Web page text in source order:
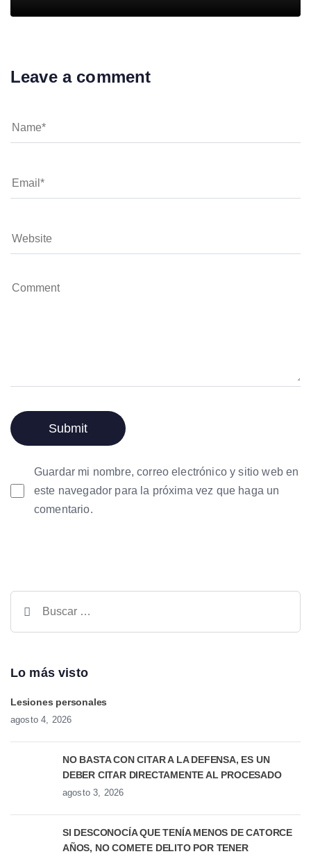
Leave a comment
Guardar mi nombre, correo electrónico y sitio web en
este navegador para la próxima vez que haga un
comentario.
Lo más visto
Lesiones personales
agosto 4, 2026
NO BASTA CON CITAR A LA DEFENSA, ES UN
DEBER CITAR DIRECTAMENTE AL PROCESADO
agosto 3, 2026
SI DESCONOCÍA QUE TENÍA MENOS DE CATORCE
AÑOS, NO COMETE DELITO POR TENER